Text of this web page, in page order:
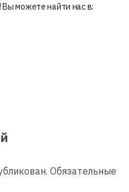
Вы можете найти нас в:
Обязательные